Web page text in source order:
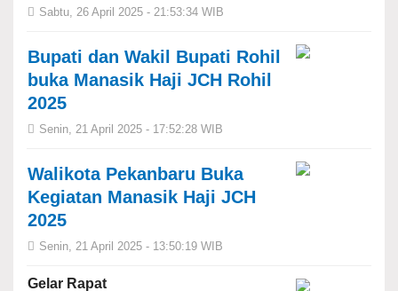
Sabtu, 26 April 2025 - 21:53:34 WIB
Bupati dan Wakil Bupati Rohil
buka Manasik Haji JCH Rohil
2025
Senin, 21 April 2025 - 17:52:28 WIB
Walikota Pekanbaru Buka
Kegiatan Manasik Haji JCH
2025
Senin, 21 April 2025 - 13:50:19 WIB
Gelar Rapat